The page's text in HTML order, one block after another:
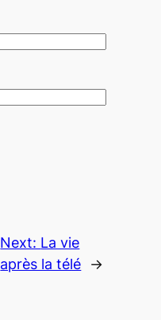
Next: La vie
après la télé
→